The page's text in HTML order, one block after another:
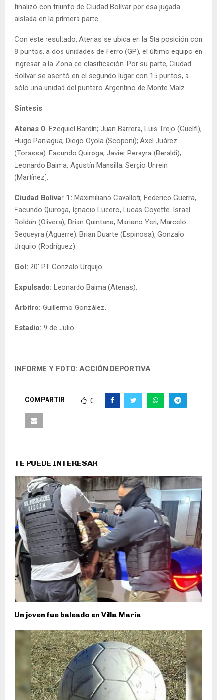
finalizó con triunfo de Ciudad Bolívar por esa jugada
aislada en la primera parte.
Con este resultado, Atenas se ubica en la 5ta posición con
8 puntos, a dos unidades de Ferro (GP), el último equipo en
ingresar a la Zona de clasificación. Por su parte, Ciudad
Bolívar se asentó en el segundo lugar con 15 puntos, a
sólo una unidad del puntero Argentino de Monte Maíz.
Síntesis
Atenas 0: Ezequiel Bardín; Juan Barrera, Luis Trejo (Guelfi),
Hugo Paniagua, Diego Oyola (Scoponi); Áxel Juárez
(Torassa); Facundo Quiroga, Javier Pereyra (Beraldi),
Leonardo Baima, Agustín Mansilla; Sergio Unrein
(Martínez).
Ciudad Bolívar 1: Maximiliano Cavalloti; Federico Guerra,
Facundo Quiroga, Ignacio Lucero, Lucas Coyette; Israel
Roldán (Olivera), Brian Quintana, Mariano Yeri, Marcelo
Sequeyra (Aguerre); Brian Duarte (Espinosa), Gonzalo
Urquijo (Rodríguez).
Gol: 20′ PT Gonzalo Urquijo.
Expulsado: Leonardo Baima (Atenas).
Árbitro: Guillermo González.
Estadio: 9 de Julio.
INFORME Y FOTO: ACCIÓN DEPORTIVA
COMPARTIR 0
TE PUEDE INTERESAR
Un joven fue baleado en Villa María